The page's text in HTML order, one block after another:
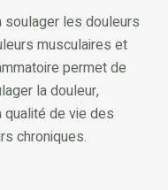
soulager les douleurs
musculaires et
permet de
la douleur,
qualité de vie des
chroniques.